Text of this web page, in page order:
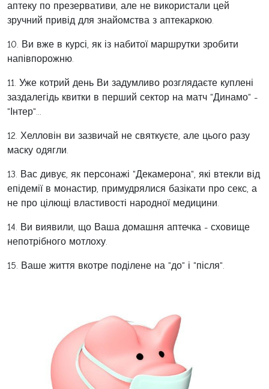
аптеку по презервативи, але не використали цей
зручний привід для знайомства з аптекаркою.
10. Ви вже в курсі, як із набитої маршрутки зробити
напівпорожню.
11. Уже котрий день Ви задумливо розглядаєте куплені
заздалегідь квитки в перший сектор на матч "Динамо" -
"Інтер"...
12. Хелловін ви зазвичай не святкуєте, але цього разу
маску одягли.
13. Вас дивує, як персонажі "Декамерона", які втекли від
епідемії в монастир, примудрялися базікати про секс, а
не про цілющі властивості народної медицини.
14. Ви виявили, що Ваша домашня аптечка - сховище
непотрібного мотлоху.
15. Ваше життя вкотре поділене на "до" і "після".